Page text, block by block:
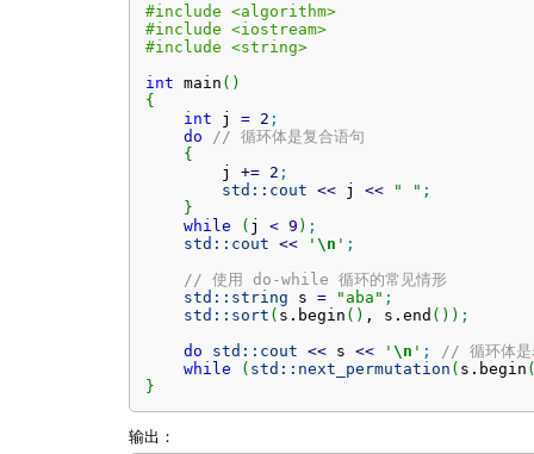
#include <algorithm>
#include <iostream>
#include <string>
int main ( )
{
int j = 2 ;
do
// 循环体是复合语句
{
        j
+= 2 ;
std:: cout << j << " " ;
}
while
( j < 9 ) ;
std:: cout << ' \n ' ;
// 使用 do-while 循环的常见情形
std:: string s = "aba" ;
std:: sort ( s. begin ( ) , s. end ( ) ) ;
do
std:: cout << s << ' \n ' ;
// 循环体是
while
( std:: next_permutation ( s. begin
}
输出：